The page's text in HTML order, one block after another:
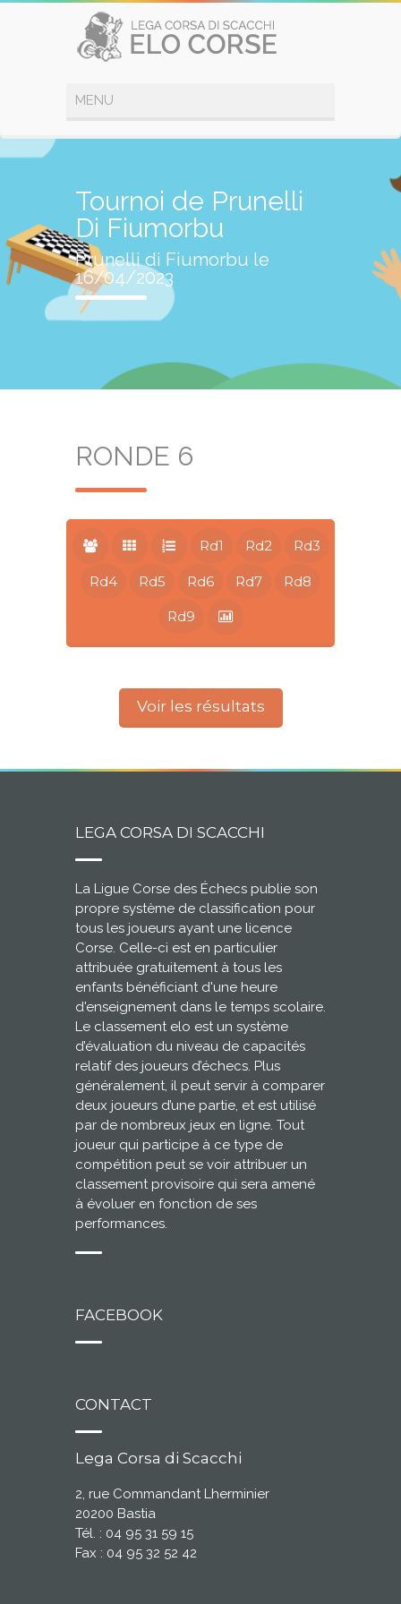
Tournoi de Prunelli
Di Fiumorbu
Prunelli di Fiumorbu le
16/04/2023
RONDE 6
Rd1 Rd2 Rd3
Rd4 Rd5 Rd6 Rd7 Rd8
Rd9
Voir les résultats
LEGA CORSA DI SCACCHI
La Ligue Corse des Échecs publie son
propre système de classification pour
tous les joueurs ayant une licence
Corse. Celle-ci est en particulier
attribuée gratuitement à tous les
enfants bénéficiant d'une heure
d'enseignement dans le temps scolaire.
Le classement elo est un système
d’évaluation du niveau de capacités
relatif des joueurs d’échecs. Plus
généralement, il peut servir à comparer
deux joueurs d’une partie, et est utilisé
par de nombreux jeux en ligne. Tout
joueur qui participe à ce type de
compétition peut se voir attribuer un
classement provisoire qui sera amené
à évoluer en fonction de ses
performances.
FACEBOOK
CONTACT
Lega Corsa di Scacchi
2, rue Commandant Lherminier
20200 Bastia
Tél. : 04 95 31 59 15
Fax : 04 95 32 52 42